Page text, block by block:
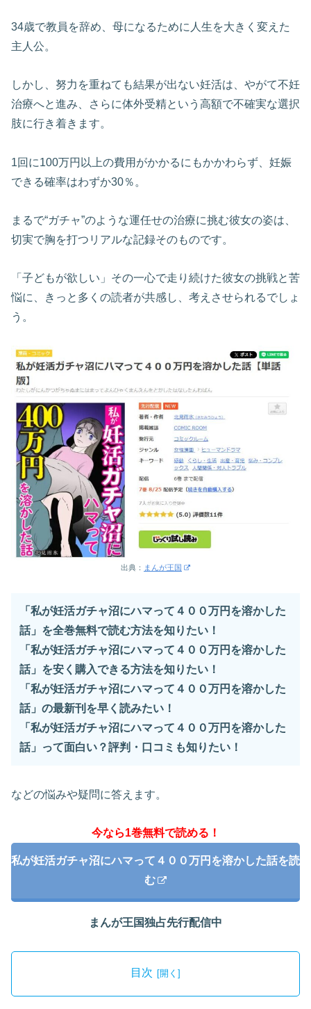
34歳で教員を辞め、母になるために人生を大きく変えた
主人公。
しかし、努力を重ねても結果が出ない妊活は、やがて不妊
治療へと進み、さらに体外受精という高額で不確実な選択
肢に行き着きます。
1回に100万円以上の費用がかかるにもかかわらず、妊娠
できる確率はわずか30％。
まるで“ガチャ”のような運任せの治療に挑む彼女の姿は、
切実で胸を打つリアルな記録そのものです。
「子どもが欲しい」その一心で走り続けた彼女の挑戦と苦
悩に、きっと多くの読者が共感し、考えさせられるでしょ
う。
出典： まんが王国
「私が妊活ガチャ沼にハマって４００万円を溶かした
話」を全巻無料で読む方法を知りたい！
「私が妊活ガチャ沼にハマって４００万円を溶かした
話」を安く購入できる方法を知りたい！
「私が妊活ガチャ沼にハマって４００万円を溶かした
話」の最新刊を早く読みたい！
「私が妊活ガチャ沼にハマって４００万円を溶かした
話」って面白い？評判・口コミも知りたい！
などの悩みや疑問に答えます。
今なら1巻無料で読める！
私が妊活ガチャ沼にハマって４００万円を溶かした話を読
む
まんが王国独占先行配信中
目次